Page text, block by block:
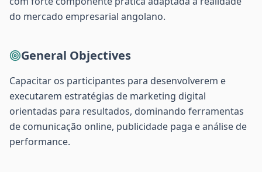
do mercado empresarial angolano.
General Objectives
Capacitar os participantes para desenvolverem e
executarem estratégias de marketing digital
orientadas para resultados, dominando ferramentas
de comunicação online, publicidade paga e análise de
performance.